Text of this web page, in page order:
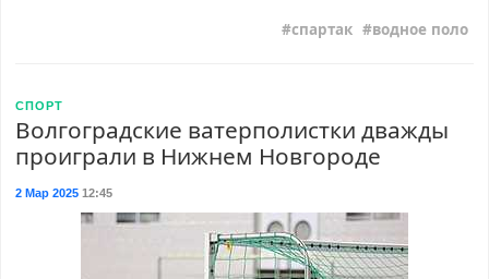
спартак водное поло
СПОРТ
Волгоградские ватерполистки дважды
проиграли в Нижнем Новгороде
2 Мар 202512:45